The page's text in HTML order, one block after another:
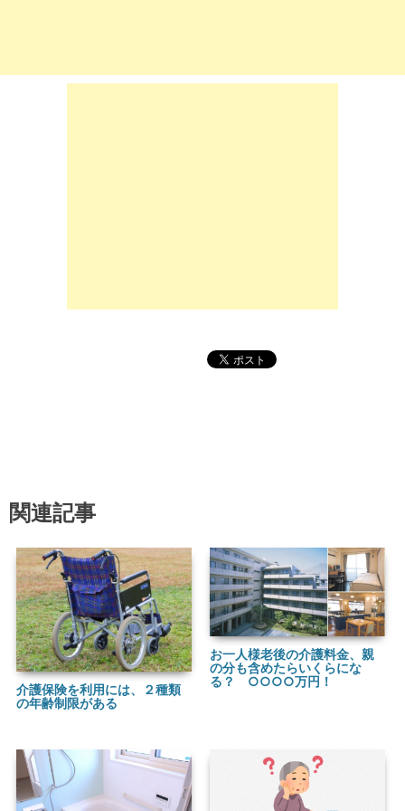
関連記事
介護保険を利用には、２種類
の年齢制限がある
お一人様老後の介護料金、親
の分も含めたらいくらにな
る？ ○○○○万円！